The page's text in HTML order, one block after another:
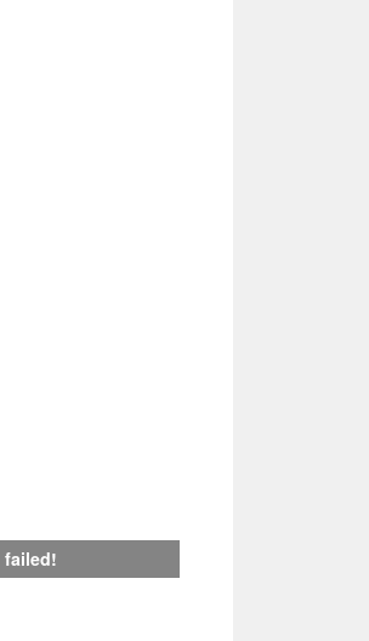
failed!